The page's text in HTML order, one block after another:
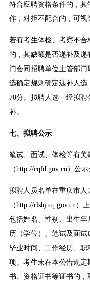
符合应聘资格条件的，
作，对拒不配合的，可视
若有考生体检、考察不
的，其缺额是否递补及
门会同招聘单位主管部
选确定规则确定递补人
70分。拟聘人选一经拟
补。
七、拟聘公示
笔试、面试、体检等有关
（http://cqfd.gov.cn）公
拟聘人员名单在重庆市人
（http://rlsbj.cq.gov.cn
包括姓名、性别、出生
历（学位）、笔试及面
毕业时间、工作经历、
项。考生未在本公告规
书、资格证书等证书的，